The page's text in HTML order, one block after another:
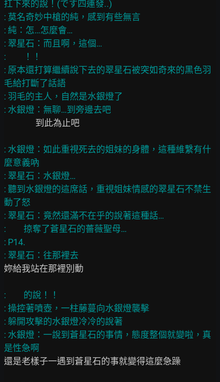
扛下來的說！(です四連發..)
: 莫名奇妙中槍的純，感到有些無言
: 純：怎…怎麼會…
: 翠星石：而且啊，這個…
:         ！！
: 原本還打算繼續說下去的翠星石被突如奇來的黑色羽
毛給打斷了話語
: 羽毛的主人，自然是水銀燈了
: 水銀燈：如此重視死去的姐妹的身體，這種維繫有什
麼意義吶
: 翠星石：水銀燈…
: 聽到水銀燈的這席話，重視姐妹情感的翠星石不禁生
動了怒
: 翠星石：竟然還滿不在乎的說著這種話…
:         掠奪了蒼星石的薔薇聖母…
: P14.
妳給我站在那裡別動
:         的說！！
: 操控著噴壺，一柱藤蔓向水銀燈襲擊
: 躲開攻擊的水銀燈冷冷的說著
: 水銀燈：一說到蒼星石的事情，態度整個就變啦，真
還是老樣子一遇到蒼星石的事就變得這麼急躁